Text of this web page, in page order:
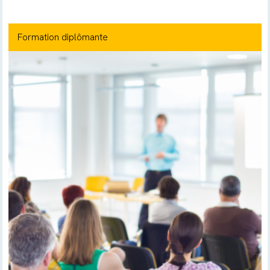
Formation diplômante